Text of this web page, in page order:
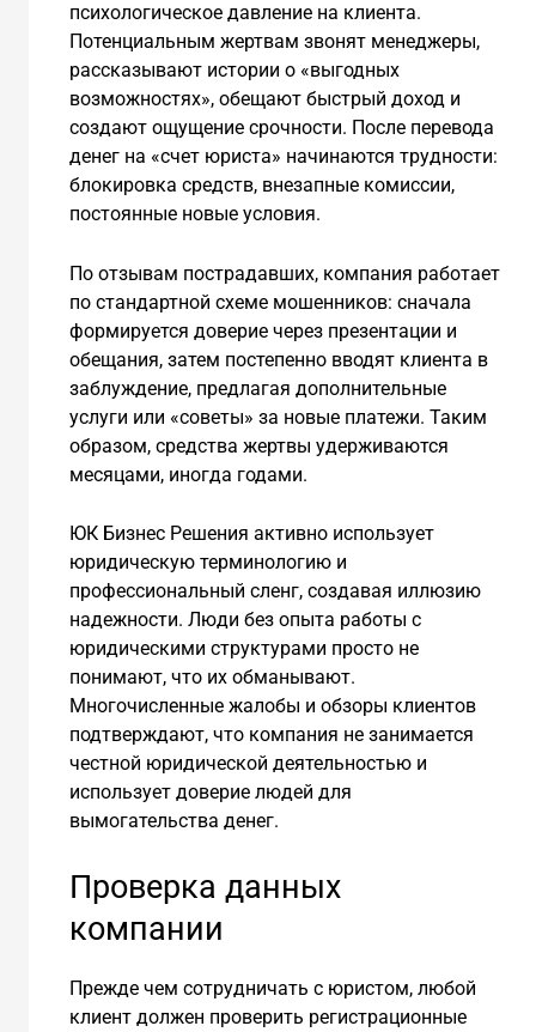
психологическое давление на клиента.
Потенциальным жертвам звонят менеджеры,
рассказывают истории о «выгодных
возможностях», обещают быстрый доход и
создают ощущение срочности. После перевода
денег на «счет юриста» начинаются трудности:
блокировка средств, внезапные комиссии,
постоянные новые условия.
По отзывам пострадавших, компания работает
по стандартной схеме мошенников: сначала
формируется доверие через презентации и
обещания, затем постепенно вводят клиента в
заблуждение, предлагая дополнительные
услуги или «советы» за новые платежи. Таким
образом, средства жертвы удерживаются
месяцами, иногда годами.
ЮК Бизнес Решения активно использует
юридическую терминологию и
профессиональный сленг, создавая иллюзию
надежности. Люди без опыта работы с
юридическими структурами просто не
понимают, что их обманывают.
Многочисленные жалобы и обзоры клиентов
подтверждают, что компания не занимается
честной юридической деятельностью и
использует доверие людей для
вымогательства денег.
Проверка данных
компании
Прежде чем сотрудничать с юристом, любой
клиент должен проверить регистрационные